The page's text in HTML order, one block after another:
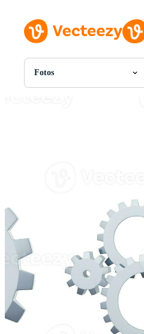
Fotos
Todas Imágenes
Eventos Editoriales